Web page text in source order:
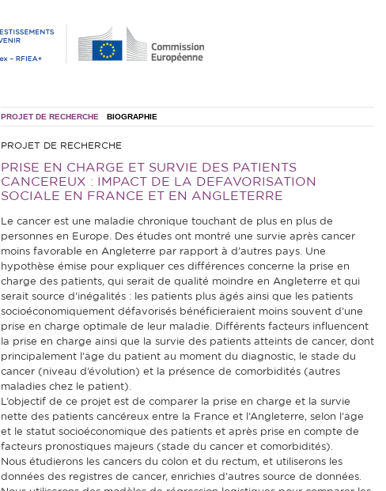
PROJET DE RECHERCHE BIOGRAPHIE
PROJET DE RECHERCHE
PRISE EN CHARGE ET SURVIE DES PATIENTS
CANCEREUX : IMPACT DE LA DEFAVORISATION
SOCIALE EN FRANCE ET EN ANGLETERRE
Le cancer est une maladie chronique touchant de plus en plus de
personnes en Europe. Des études ont montré une survie après cancer
moins favorable en Angleterre par rapport à d’autres pays. Une
hypothèse émise pour expliquer ces différences concerne la prise en
charge des patients, qui serait de qualité moindre en Angleterre et qui
serait source d’inégalités : les patients plus âgés ainsi que les patients
socioéconomiquement défavorisés bénéficieraient moins souvent d’une
prise en charge optimale de leur maladie. Différents facteurs influencent
la prise en charge ainsi que la survie des patients atteints de cancer, dont
principalement l’âge du patient au moment du diagnostic, le stade du
cancer (niveau d’évolution) et la présence de comorbidités (autres
maladies chez le patient).
L’objectif de ce projet est de comparer la prise en charge et la survie
nette des patients cancéreux entre la France et l’Angleterre, selon l’âge
et le statut socioéconomique des patients et après prise en compte de
facteurs pronostiques majeurs (stade du cancer et comorbidités).
Nous étudierons les cancers du côlon et du rectum, et utiliserons les
données des registres de cancer, enrichies d’autres source de données.